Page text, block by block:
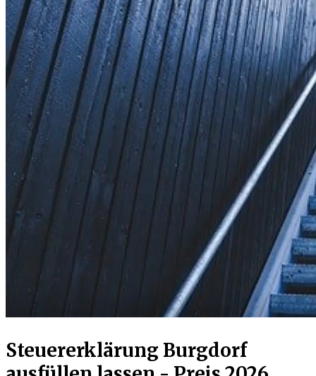
Steuererklärung Burgdorf